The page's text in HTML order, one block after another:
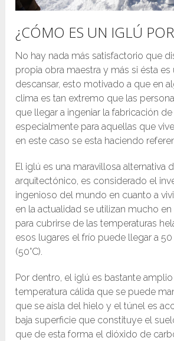
¿CÓMO ES UN IGLÚ
No hay nada más satisfactorio que
propia obra maestra y más si ésta es
descansar, esto motivado a que en
clima es tan extremo que las
que llegar a ingeniar la fabricación
especialmente para aquellas que
en este caso se esta haciendo
El iglú es una maravillosa alternativa
arquitectónico, es considerado el
ingenioso del mundo en cuanto a
en la actualidad se utilizan mucho en
para cubrirse de las temperaturas
esos lugares el frío puede llegar a
(50°C).
Por dentro, el iglú es bastante
temperatura cálida que se puede
que se aísla del hielo y el túnel es
baja superficie que constituye el
que de esta forma el dióxido de